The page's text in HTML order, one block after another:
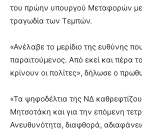
του πρώην υπουργού Μεταφορών με
τραγωδία των Τεμπών.
«Ανέλαβε το μερίδιο της ευθύνης
παραιτούμενος. Από εκεί και πέρα
κρίνουν οι πολίτες», δήλωσε ο
«Τα ψηφοδέλτια της ΝΔ
Μητσοτάκη και για την επόμενη
Ανευθυνότητα, διαφθορά,